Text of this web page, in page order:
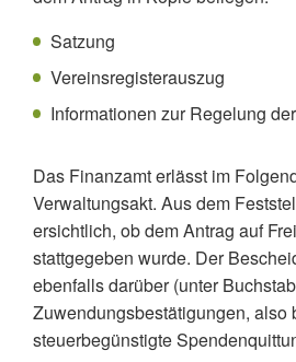
Satzung
Vereinsregisterauszug
Informationen zur Regelung
Das Finanzamt erlässt im
Verwaltungsakt. Aus dem
ersichtlich, ob dem Antrag auf
stattgegeben wurde. Der
ebenfalls darüber (unter
Zuwendungsbestätigungen, also
steuerbegünstigte